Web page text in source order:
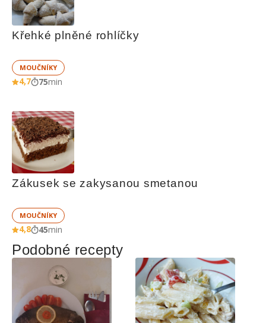
Křehké plněné rohlíčky
MOUČNÍKY
4,7 75min
Zákusek se zakysanou smetanou
MOUČNÍKY
4,8 45min
Podobné recepty